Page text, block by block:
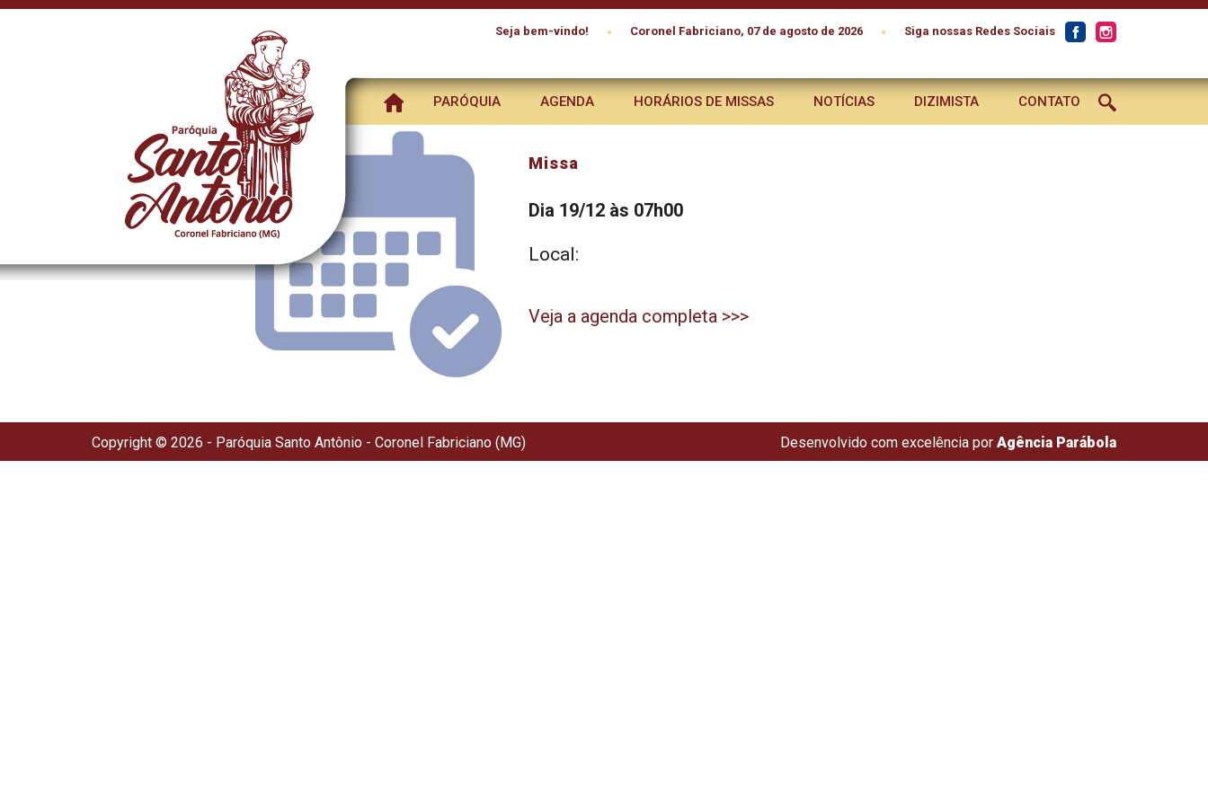
Seja bem-vindo! • Coronel Fabriciano, 07 de agosto de 2026 • Siga nossas Redes Sociais
PARÓQUIA AGENDA HORÁRIOS DE MISSAS NOTÍCIAS DIZIMISTA CONTATO
Missa
Dia 19/12 às 07h00
Local:
Veja a agenda completa >>>
Copyright © 2026 - Paróquia Santo Antônio - Coronel Fabriciano (MG) Desenvolvido com excelência por Agência Parábola